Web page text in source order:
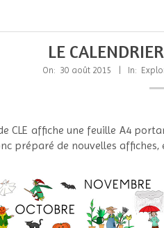
LE
On: 30 août 2015 In:
CLE affiche une feuille A4
préparé de nouvelles